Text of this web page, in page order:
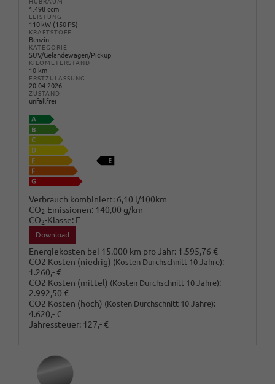
HUBRAUM
1.498 ccm
LEISTUNG
110 kW (150 PS)
KRAFTSTOFF
Benzin
KATEGORIE
SUV/Geländewagen/Pickup
KILOMETERSTAND
10 km
ERSTZULASSUNG
20.04.2026
ZUSTAND
unfallfrei
Verbrauch kombiniert: 6,10 l/100km
CO2-Emissionen: 140,00 g/km
CO2-Klasse: E
Download
Energiekosten bei 15.000 km pro Jahr: 1.595,76 €
CO2 Kosten (niedrig) (Kosten Durchschnitt 10 Jahre):
1.260,- €
CO2 Kosten (mittel) (Kosten Durchschnitt 10 Jahre):
2.992,50 €
CO2 Kosten (hoch) (Kosten Durchschnitt 10 Jahre):
4.620,- €
Jahressteuer: 127,- €